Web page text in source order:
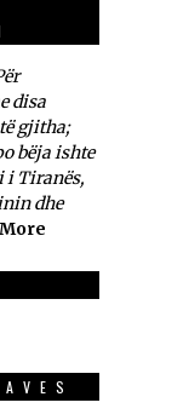
disa
gjitha;
bëja ishte
i Tiranës,
dhe